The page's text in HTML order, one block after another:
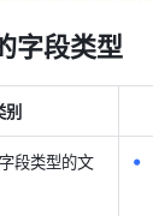
字段类型
别
段类型的文